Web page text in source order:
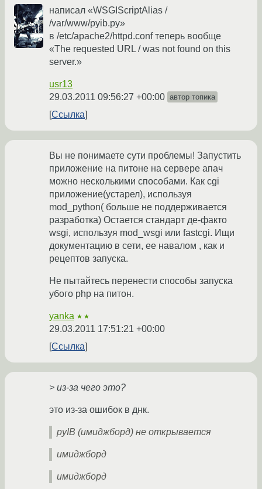
написал «WSGIScriptAlias /
/var/www/pyib.py»
в /etc/apache2/httpd.conf теперь вообще
«The requested URL / was not found on this
server.»
usr13
29.03.2011 09:56:27 +00:00 автор топика
Ссылка
Вы не понимаете сути проблемы! Запустить
приложение на питоне на сервере апач
можно несколькими способами. Как cgi
приложение(устарел), используя
mod_python( больше не поддерживается
разработка) Остается стандарт де-факто
wsgi, используя mod_wsgi или fastcgi. Ищи
документацию в сети, ее навалом , как и
рецептов запуска.
Не пытайтесь перенести способы запуска
убого php на питон.
yanka ★★
29.03.2011 17:51:21 +00:00
Ссылка
> из-за чего это?
это из-за ошибок в днк.
pyIB (имиджборд) не открывается
имиджборд
имиджборд